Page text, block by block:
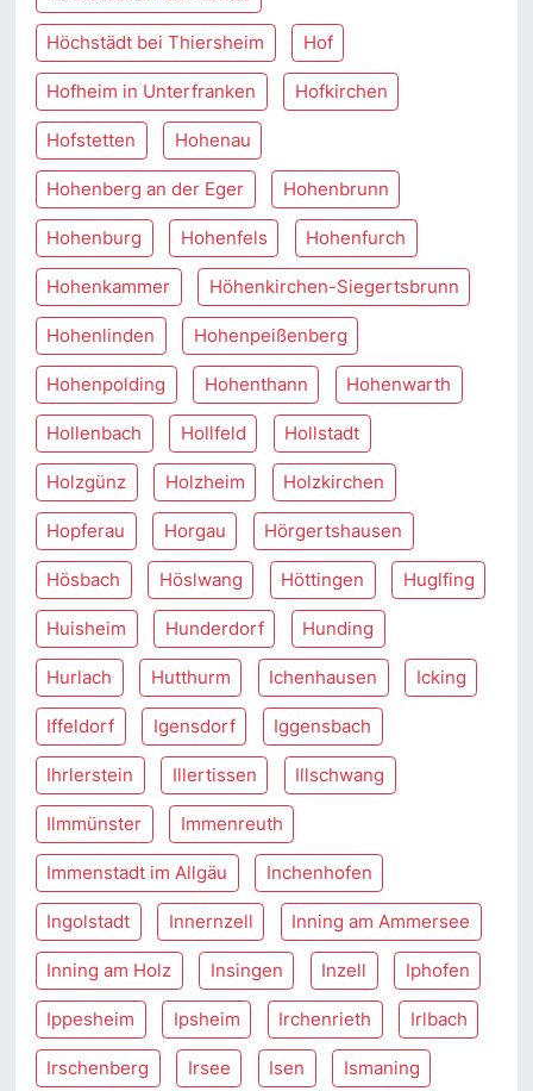
Höchstädt bei Thiersheim Hof
Hofheim in Unterfranken Hofkirchen
Hofstetten Hohenau
Hohenberg an der Eger Hohenbrunn
Hohenburg Hohenfels Hohenfurch
Hohenkammer Höhenkirchen-Siegertsbrunn
Hohenlinden Hohenpeißenberg
Hohenpolding Hohenthann Hohenwarth
Hollenbach Hollfeld Hollstadt
Holzgünz Holzheim Holzkirchen
Hopferau Horgau Hörgertshausen
Hösbach Höslwang Höttingen Huglfing
Huisheim Hunderdorf Hunding
Hurlach Hutthurm Ichenhausen Icking
Iffeldorf Igensdorf Iggensbach
Ihrlerstein Illertissen Illschwang
Ilmmünster Immenreuth
Immenstadt im Allgäu Inchenhofen
Ingolstadt Innernzell Inning am Ammersee
Inning am Holz Insingen Inzell Iphofen
Ippesheim Ipsheim Irchenrieth Irlbach
Irschenberg Irsee Isen Ismaning